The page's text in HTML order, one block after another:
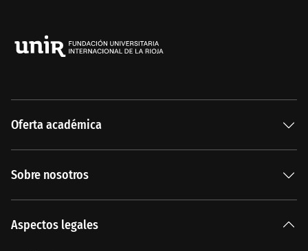
Oferta académica
Sobre nosotros
Aspectos legales